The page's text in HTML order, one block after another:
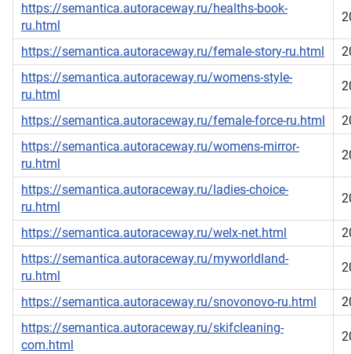
https://semantica.autoraceway.ru/healths-book-
ru.html
https://semantica.autoraceway.ru/female-story-ru.html
https://semantica.autoraceway.ru/womens-style-
ru.html
https://semantica.autoraceway.ru/female-force-ru.html
https://semantica.autoraceway.ru/womens-mirror-
ru.html
https://semantica.autoraceway.ru/ladies-choice-
ru.html
https://semantica.autoraceway.ru/welx-net.html
https://semantica.autoraceway.ru/myworldland-
ru.html
https://semantica.autoraceway.ru/snovonovo-ru.html
https://semantica.autoraceway.ru/skifcleaning-
com.html